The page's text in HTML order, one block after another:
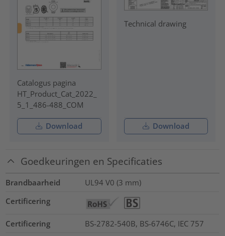
Catalogus pagina
HT_Product_Cat_2022_
5_1_486-488_COM
Download
Technical drawing
Download
Goedkeuringen en Specificaties
Brandbaarheid
UL94 V0 (3 mm)
Certificering
Certificering
BS-2782-540B, BS-6746C, IEC 757